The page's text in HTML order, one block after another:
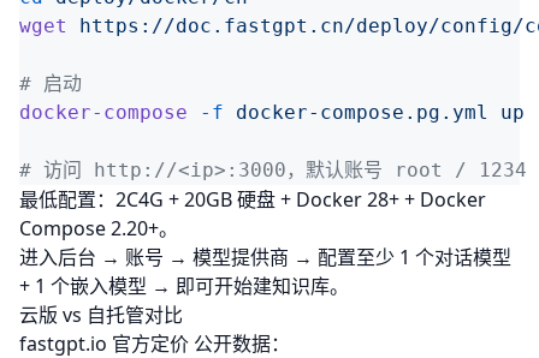
wget
docker-compose -f docker-compose.pg.yml up
最低配置：2C4G + 20GB 硬盘 + Docker 28+ + Docker
Compose 2.20+。
进入后台 → 账号 → 模型提供商 → 配置至少 1 个对话模型
+ 1 个嵌入模型 → 即可开始建知识库。
云版 vs 自托管对比
fastgpt.io 官方定价 公开数据：